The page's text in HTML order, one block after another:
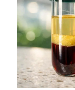
العربية المغربية
Afrikaans
Монгол
ພາສາລາວ
Basa Jawa